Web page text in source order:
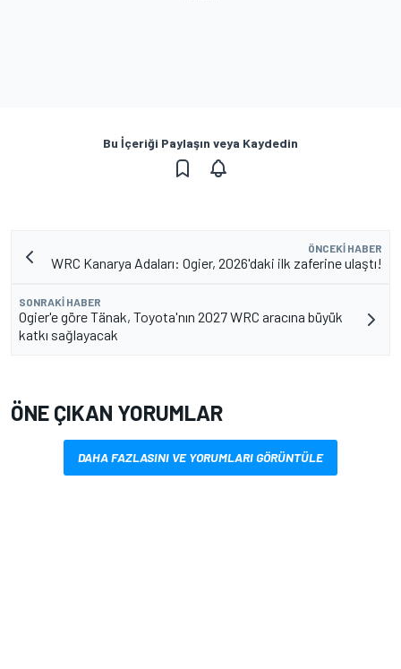
Bu İçeriği Paylaşın veya Kaydedin
ÖNCEKI HABER
WRC Kanarya Adaları: Ogier, 2026'daki ilk zaferine ulaştı!
SONRAKI HABER
Ogier'e göre Tänak, Toyota'nın 2027 WRC aracına büyük
katkı sağlayacak
ÖNE ÇIKAN YORUMLAR
DAHA FAZLASINI VE YORUMLARI GÖRÜNTÜLE